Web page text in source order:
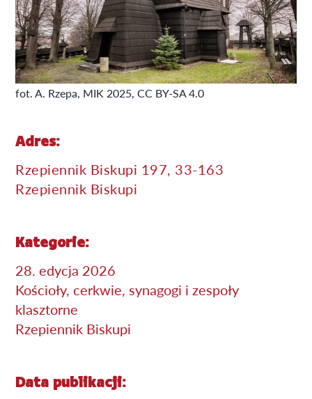
fot. A. Rzepa, MIK 2025, CC BY-SA 4.0
Adres:
Rzepiennik Biskupi 197, 33-163
Rzepiennik Biskupi
Kategorie:
28. edycja 2026
Kościoły, cerkwie, synagogi i zespoły
klasztorne
Rzepiennik Biskupi
Data publikacji: